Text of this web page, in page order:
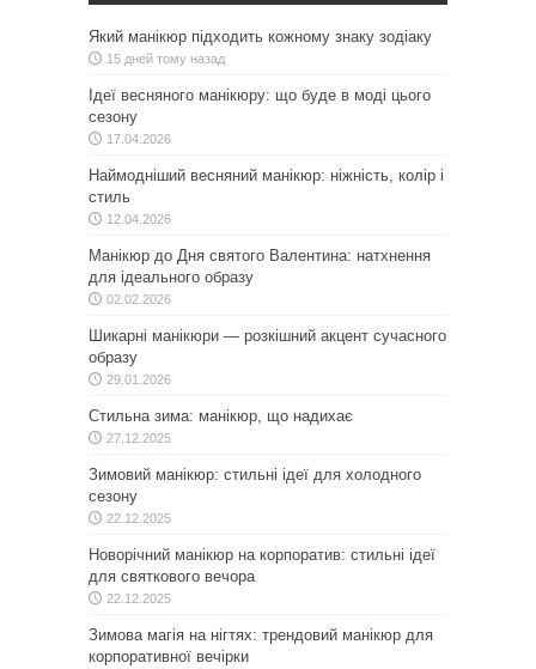
Який манікюр підходить кожному знаку зодіаку
15 дней тому назад
Ідеї весняного манікюру: що буде в моді цього
сезону
17.04.2026
Наймодніший весняний манікюр: ніжність, колір і
стиль
12.04.2026
Манікюр до Дня святого Валентина: натхнення
для ідеального образу
02.02.2026
Шикарні манікюри — розкішний акцент сучасного
образу
29.01.2026
Стильна зима: манікюр, що надихає
27.12.2025
Зимовий манікюр: стильні ідеї для холодного
сезону
22.12.2025
Новорічний манікюр на корпоратив: стильні ідеї
для святкового вечора
22.12.2025
Зимова магія на нігтях: трендовий манікюр для
корпоративної вечірки